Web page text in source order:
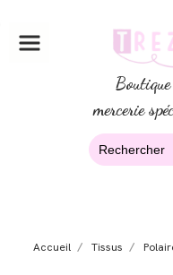
mercerie
Accueil Tissus